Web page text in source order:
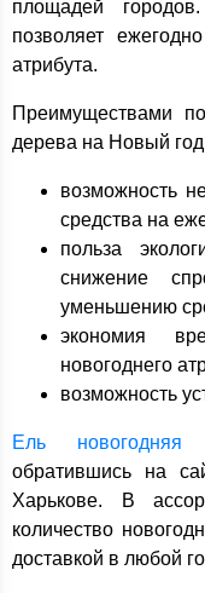
площадей
позволяет
атрибута.
Преимуществами
дерева на Новый
возможность
средства на
польза
снижение
уменьшению
экономия
новогоднего
возможность
Ель новогодняя
обратившись на
Харькове. В
количество
доставкой в любой